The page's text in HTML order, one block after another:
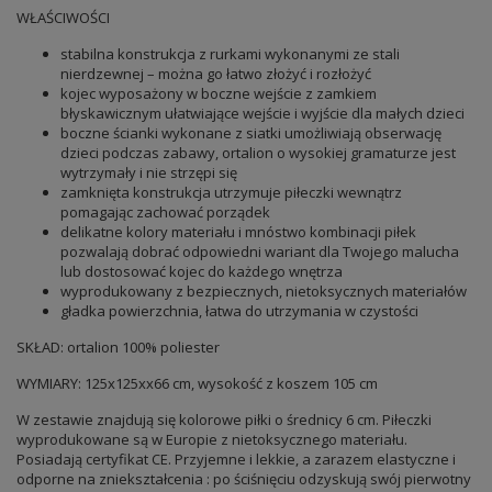
WŁAŚCIWOŚCI
stabilna konstrukcja z rurkami wykonanymi ze stali
nierdzewnej – można go łatwo złożyć i rozłożyć
kojec wyposażony w boczne wejście z zamkiem
błyskawicznym ułatwiające wejście i wyjście dla małych dzieci
boczne ścianki wykonane z siatki umożliwiają obserwację
dzieci podczas zabawy, ortalion o wysokiej gramaturze jest
wytrzymały i nie strzępi się
zamknięta konstrukcja utrzymuje piłeczki wewnątrz
pomagając zachować porządek
delikatne kolory materiału i mnóstwo kombinacji piłek
pozwalają dobrać odpowiedni wariant dla Twojego malucha
lub dostosować kojec do każdego wnętrza
wyprodukowany z bezpiecznych, nietoksycznych materiałów
gładka powierzchnia, łatwa do utrzymania w czystości
SKŁAD: ortalion 100% poliester
WYMIARY: 125x125xx66 cm, wysokość z koszem 105 cm
W zestawie znajdują się kolorowe piłki o średnicy 6 cm. Piłeczki
wyprodukowane są w Europie z nietoksycznego materiału.
Posiadają certyfikat CE. Przyjemne i lekkie, a zarazem elastyczne i
odporne na zniekształcenia : po ściśnięciu odzyskują swój pierwotny